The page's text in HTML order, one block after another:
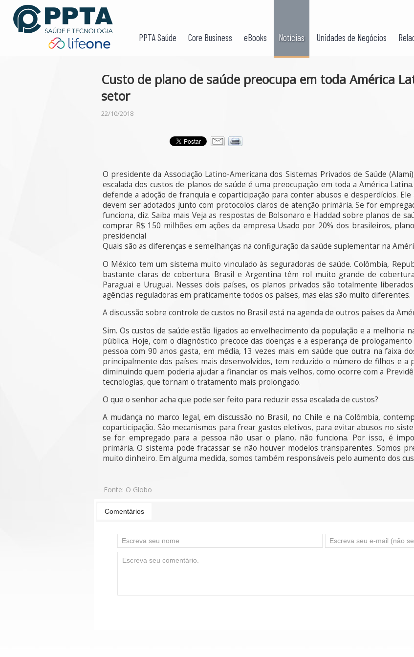
PPTA Saúde Core Business eBooks Notícias Unidades de Negócios
Custo de plano de saúde preocupa em toda América
setor
22/10/2018
O presidente da Associação Latino-Americana dos Sistemas Privados de Saúde
escalada dos custos de planos de saúde é uma preocupação em toda a América
defende a adoção de franquia e coparticipação para conter abusos e desperdícios.
devem ser adotados junto com protocolos claros de atenção primária. Se for
funciona, diz. Saiba mais Veja as respostas de Bolsonaro e Haddad sobre planos de
comprar R$ 150 milhões em ações da empresa Usado por 20% dos brasileiros,
presidencial
Quais são as diferenças e semelhanças na configuração da saúde suplementar na
O México tem um sistema muito vinculado às seguradoras de saúde. Colômbia,
bastante claras de cobertura. Brasil e Argentina têm rol muito grande de
Paraguai e Uruguai. Nesses dois países, os planos privados são totalmente
agências reguladoras em praticamente todos os países, mas elas são muito diferentes.
A discussão sobre controle de custos no Brasil está na agenda de outros países da
Sim. Os custos de saúde estão ligados ao envelhecimento da população e a melhoria
pública. Hoje, com o diagnóstico precoce das doenças e a esperança de
pessoa com 90 anos gasta, em média, 13 vezes mais em saúde que outra na faixa
principalmente dos países mais desenvolvidos, tem reduzido o número de filhos e a
diminuindo quem poderia ajudar a financiar os mais velhos, como ocorre com a
tecnologias, que tornam o tratamento mais prolongado.
O que o senhor acha que pode ser feito para reduzir essa escalada de custos?
A mudança no marco legal, em discussão no Brasil, no Chile e na Colômbia,
coparticipação. São mecanismos para frear gastos eletivos, para evitar abusos no
se for empregado para a pessoa não usar o plano, não funciona. Por isso, é
primária. O sistema pode fracassar se não houver modelos transparentes. Somos
muito dinheiro. Em alguma medida, somos também responsáveis pelo aumento dos
Fonte: O Globo
Comentários